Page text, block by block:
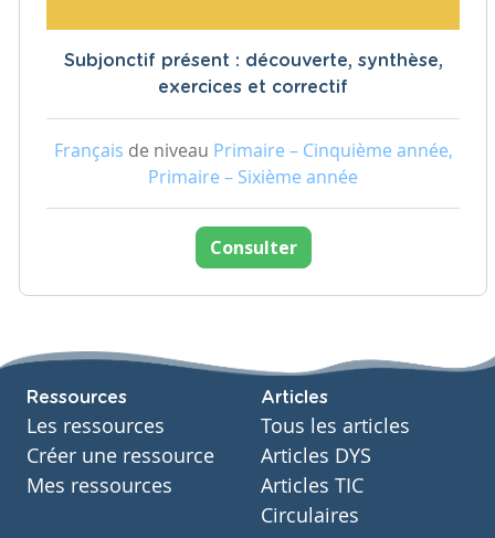
Subjonctif présent : découverte, synthèse,
exercices et correctif
Français de niveau Primaire – Cinquième année,
Primaire – Sixième année
Consulter
Ressources
Les ressources
Créer une ressource
Mes ressources
Articles
Tous les articles
Articles DYS
Articles TIC
Circulaires